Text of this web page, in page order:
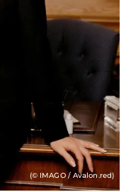
(© IMAGO / Avalon.red)